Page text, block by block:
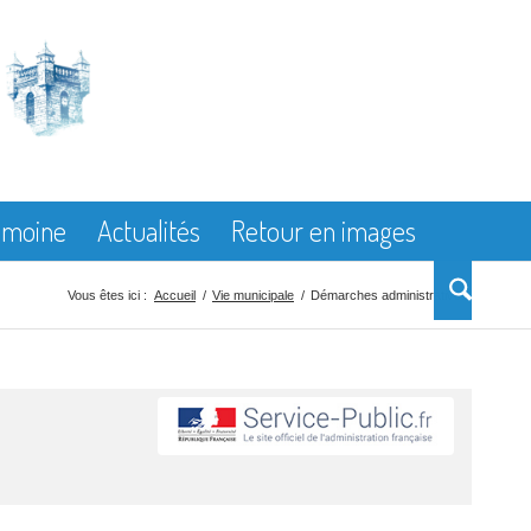
Actualités Retour en images
Vous êtes ici : Accueil / Vie municipale / Démarches administratives